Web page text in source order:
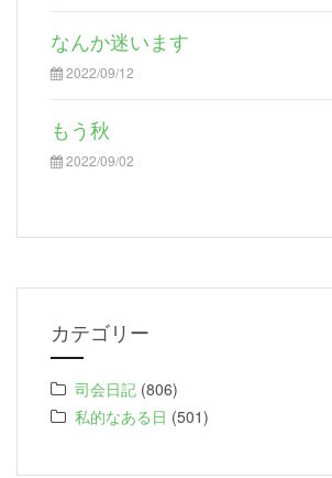
なんか迷います
2022/09/12
もう秋
2022/09/02
カテゴリー
司会日記 (806)
私的なある日 (501)